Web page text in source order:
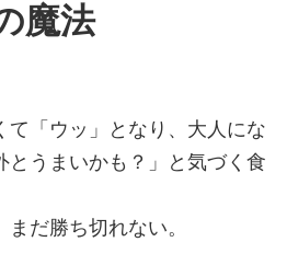
魔法
て「ウッ」となり、大人にな
とうまいかも？」と気づく食
だ勝ち切れない。